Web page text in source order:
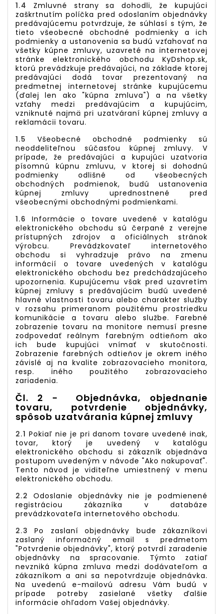
1.4 Zmluvné strany sa dohodli, že kupujúci
zaškrtnutím políčka pred odoslaním objednávky
predávajúcemu potvrdzuje, že súhlasí s tým, že
tieto všeobecné obchodné podmienky a ich
podmienky a ustanovenia sa budú vzťahovať na
všetky kúpne zmluvy, uzavreté na internetovej
stránke elektronického obchodu KyDshop.sk,
ktorú prevádzkuje predávajúci, na základe ktorej
predávajúci dodá tovar prezentovaný na
predmetnej internetovej stránke kupujúcemu
(ďalej len ako "kúpna zmluva") a na všetky
vzťahy medzi predávajúcim a kupujúcim,
vzniknuté najmä pri uzatváraní kúpnej zmluvy a
reklamácii tovaru.
1.5 Všeobecné obchodné podmienky sú
neoddeliteľnou súčasťou kúpnej zmluvy. V
prípade, že predávajúci a kupujúci uzatvoria
písomnú kúpnu zmluvu, v ktorej si dohodnú
podmienky odlišné od všeobecných
obchodných podmienok, budú ustanovenia
kúpnej zmluvy uprednostnené pred
všeobecnými obchodnými podmienkami.
1.6 Informácie o tovare uvedené v katalógu
elektronického obchodu sú čerpané z verejne
prístupných zdrojov a oficiálnych stránok
výrobcu. Prevádzkovateľ internetového
obchodu si vyhradzuje právo na zmenu
informácií o tovare uvedených v katalógu
elektronického obchodu bez predchádzajúceho
upozornenia. Kupujúcemu však pred uzavretím
kúpnej zmluvy s predávajúcim budú uvedené
hlavné vlastnosti tovaru alebo charakter služby
v rozsahu primeranom použitému prostriedku
komunikácie a tovaru alebo službe. Farebné
zobrazenie tovaru na monitore nemusí presne
zodpovedať reálnym farebným odtieňom ako
ich bude kupujúci vnímať v skutočnosti.
Zobrazenie farebných odtieňov je okrem iného
závislé aj na kvalite zobrazovacieho monitora,
resp. iného použitého zobrazovacieho
zariadenia.
Čl. 2 - Objednávka, objednanie
tovaru, potvrdenie objednávky,
spôsob uzatvárania kúpnej zmluvy
2.1 Pokiaľ nie je pri danom tovare uvedené inak,
tovar, ktorý je uvedený v katalógu
elektronického obchodu si zákazník objednáva
postupom uvedeným v návode "Ako nakupovať".
Tento návod je viditeľne umiestnený v menu
elektronického obchodu.
2.2 Odoslanie objednávky nie je podmienené
registráciou zákazníka v databáze
prevádzkovateľa internetového obchodu.
2.3
Po zaslaní objednávky bude zákazníkovi
zaslaný informačný email s predmetom
"Potvrdenie objednávky", ktorý potvrdí zaradenie
objednávky na spracovanie. Týmto zatiaľ
nevzniká kúpna zmluva medzi dodávateľom a
zákazníkom a ani sa nepotvrdzuje objednávka.
Na uvedenú e-mailovú adresu Vám budú v
prípade potreby zasielané všetky ďalšie
informácie ohľadom Vašej objednávky.